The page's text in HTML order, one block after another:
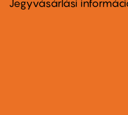
Jegyvásárlási